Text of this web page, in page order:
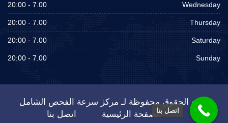
Wednesday
7.00 - 20:00
Thursday
7.00 - 20:00
Saturday
7.00 - 20:00
Sunday
7.00 - 20:00
جميع الحقوق محفوظة لـ مركز سرعة الفحص الشامل
الصفحة الرئيسية
اتصل بنا اتصل بنا